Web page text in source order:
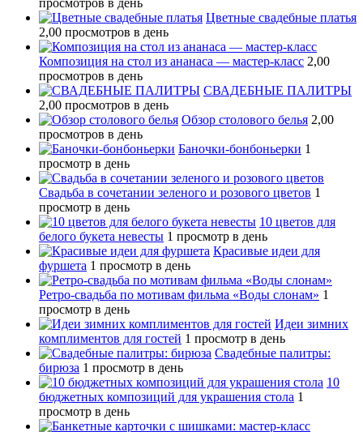
Цветные свадебные платья
2,00 просмотров в день
Композиция на стол из ананаса — мастер-класс 2,00
просмотров в день
СВАДЕБНЫЕ ПАЛИТРЫ
2,00 просмотров в день
Обзор столового белья 2,00
просмотров в день
Баночки-бонбоньерки 1
просмотр в день
Свадьба в сочетании зеленого и розового цветов 1
просмотр в день
10 цветов для
белого букета невесты 1 просмотр в день
Красивые идеи для
фуршета 1 просмотр в день
Ретро-свадьба по мотивам фильма «Воды слонам» 1
просмотр в день
Идеи зимних
комплиментов для гостей 1 просмотр в день
Свадебные палитры:
бирюза 1 просмотр в день
10
бюджетных композиций для украшения стола 1
просмотр в день